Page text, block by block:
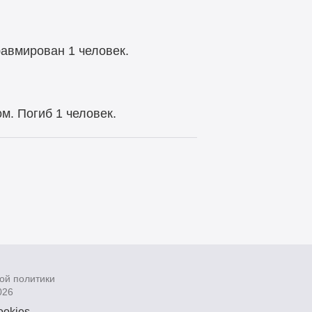
1 человек.
Погиб 1 человек.
политики